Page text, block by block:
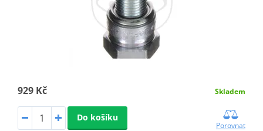
929 Kč Skladem
Do košíku
Porovnat